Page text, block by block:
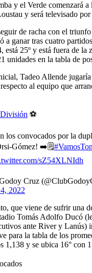
y el Verde comenzará a
y será televisado
de racha con el
ganar tras cuatro
está 25º y está fuera de la
unidades en la tabla de
Tadeo Allende
al equipo que
⚽
los convocados por la
Gómez! ➡️🗒️
sZ54XLNIdh
Cruz
2022
que viene de sufrir una
Tomás Adolfo Ducó
ante River y Lanús)
para la tabla de los
1,138 y se ubica 16° con